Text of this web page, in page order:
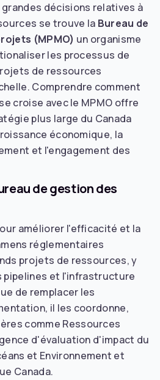
décisions relatives à
se trouve la Bureau de
(MPMO) un organisme
les processus de
de ressources
Comprendre comment
croise avec le MPMO offre
plus large du Canada
économique, la
et l'engagement des
de gestion des
améliorer l'efficacité et la
réglementaires
projets de ressources, y
pipelines et l'infrastructure
de remplacer les
il les coordonne,
comme Ressources
d'évaluation d'impact du
et Environnement et
Canada.